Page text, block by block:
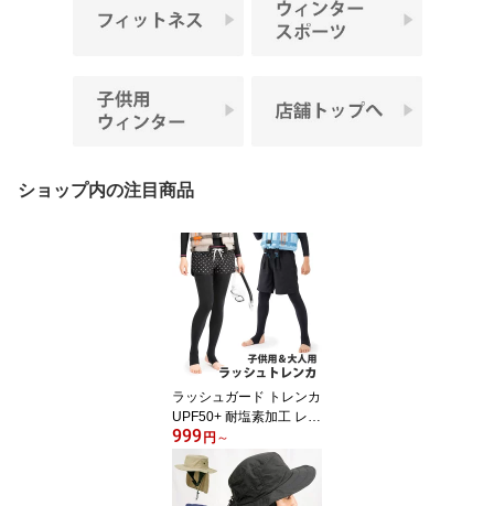
ショップ内の注目商品
ラッシュガード トレンカ
UPF50+ 耐塩素加工 レデ
ィース キッズ メンズ VA
XPOT(バックスポット) V
A-4405 ラッシュガード
レギンス 水着 レギンス
999円 ～